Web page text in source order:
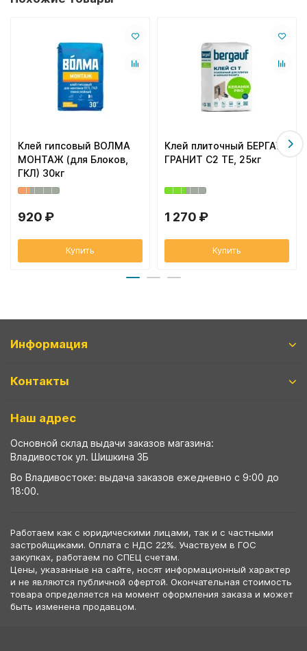
Клей гипсовый ВОЛМА
МОНТАЖ (для Блоков,
ГКЛ) 30кг
920 ₽
Купить
Клей плиточный БЕРГАУФ
ГРАНИТ C2 TE, 25кг
1 270 ₽
Купить
Информация
Контакты
Наш адрес
Основной склад выдачи заказов магазина:
Владивосток ул. Шишкина 3Б
Во Владивостоке: выдача заказов ежедневно с 9:00 до
18:00.
Работаем как с юридическими лицами, так и с частными
застройщиками. Оплата с НДС 22%. Участвуем в ГОС
закупках, работаем по СПЕЦ счетам.
Цены, указанные на сайте, носят информационный характер
и не являются публичной офертой. Окончательная стоимость
товара определяется на момент оформления заказа и может
быть изменена продавцом.